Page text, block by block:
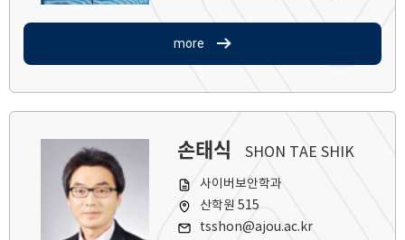
more
손태식 SHON TAE SHIK
사이버보안학과
산학원 515
tsshon@ajou.ac.kr